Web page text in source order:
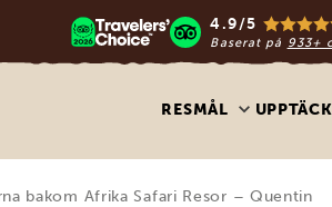
4.9/5
Baserat på 933+
RESMÅL
bakom Afrika Safari Resor – Quentin